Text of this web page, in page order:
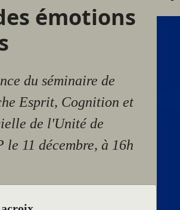
émotions
du séminaire de
Esprit, Cognition et
de l'Unité de
le 11 décembre, à 16h